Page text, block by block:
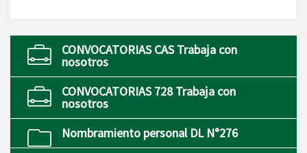
CONVOCATORIAS CAS Trabaja con
nosotros
CONVOCATORIAS 728 Trabaja con
nosotros
Nombramiento personal DL N°276